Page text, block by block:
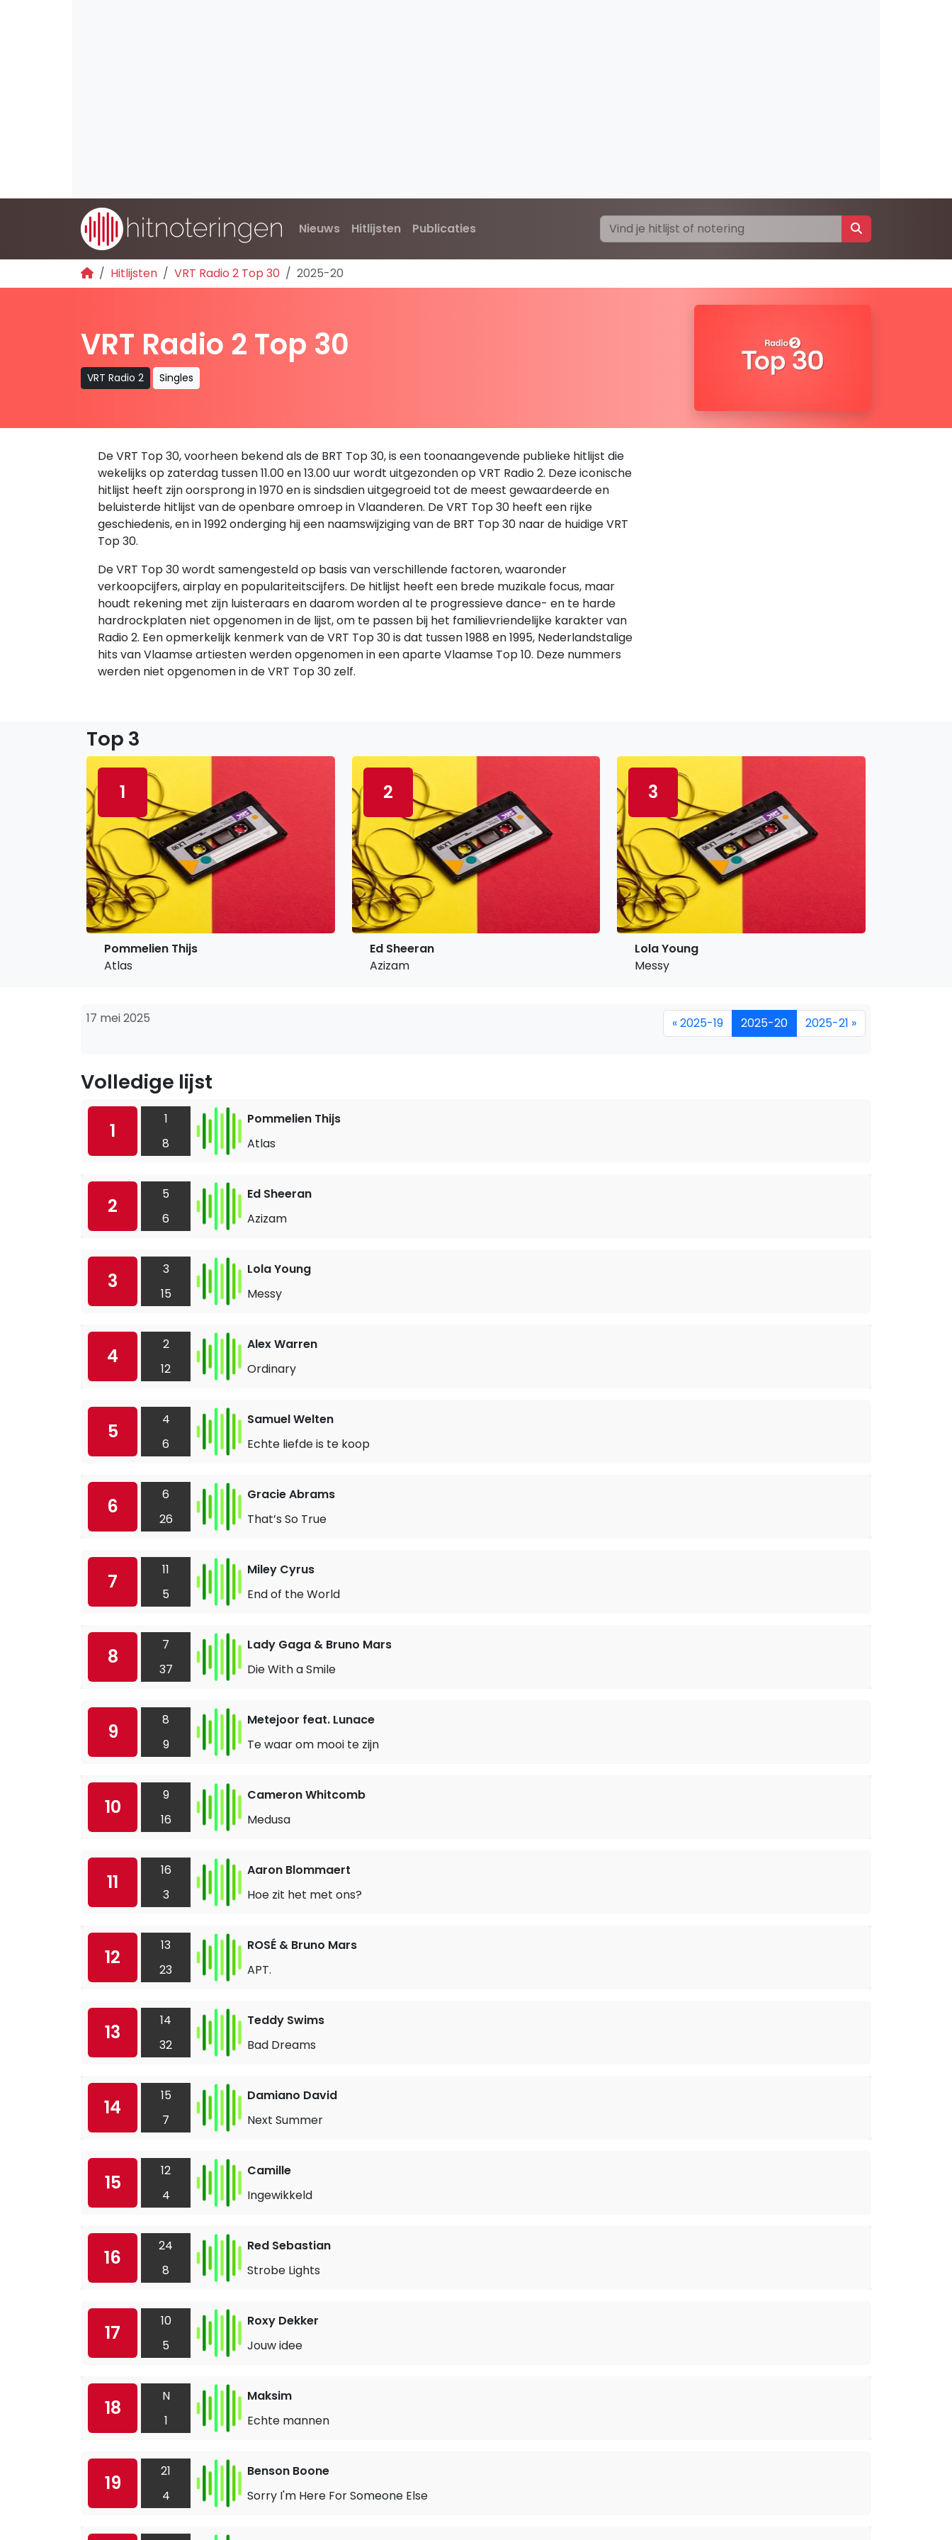
Nieuws Hitlijsten Publicaties
Hitlijsten VRT Radio 2 Top 30 2025-20
VRT Radio 2 Top 30
VRT Radio 2 Singles
De VRT Top 30, voorheen bekend als de BRT Top 30, is een toonaangevende publieke hitlijst die
wekelijks op zaterdag tussen 11.00 en 13.00 uur wordt uitgezonden op VRT Radio 2. Deze iconische
hitlijst heeft zijn oorsprong in 1970 en is sindsdien uitgegroeid tot de meest gewaardeerde en
beluisterde hitlijst van de openbare omroep in Vlaanderen. De VRT Top 30 heeft een rijke
geschiedenis, en in 1992 onderging hij een naamswijziging van de BRT Top 30 naar de huidige VRT
Top 30.
De VRT Top 30 wordt samengesteld op basis van verschillende factoren, waaronder
verkoopcijfers, airplay en populariteitscijfers. De hitlijst heeft een brede muzikale focus, maar
houdt rekening met zijn luisteraars en daarom worden al te progressieve dance- en te harde
hardrockplaten niet opgenomen in de lijst, om te passen bij het familievriendelijke karakter van
Radio 2. Een opmerkelijk kenmerk van de VRT Top 30 is dat tussen 1988 en 1995, Nederlandstalige
hits van Vlaamse artiesten werden opgenomen in een aparte Vlaamse Top 10. Deze nummers
werden niet opgenomen in de VRT Top 30 zelf.
Top 3
1
Pommelien Thijs
Atlas
2
Ed Sheeran
Azizam
3
Lola Young
Messy
17 mei 2025 « 2025-19 2025-20 2025-21 »
Volledige lijst
1
1
8
Pommelien Thijs
Atlas
2
5
6
Ed Sheeran
Azizam
3
3
15
Lola Young
Messy
4
2
12
Alex Warren
Ordinary
5
4
6
Samuel Welten
Echte liefde is te koop
6
6
26
Gracie Abrams
That’s So True
7
11
5
Miley Cyrus
End of the World
8
7
37
Lady Gaga & Bruno Mars
Die With a Smile
9
8
9
Metejoor feat. Lunace
Te waar om mooi te zijn
10
9
16
Cameron Whitcomb
Medusa
11
16
3
Aaron Blommaert
Hoe zit het met ons?
12
13
23
ROSÉ & Bruno Mars
APT.
13
14
32
Teddy Swims
Bad Dreams
14
15
7
Damiano David
Next Summer
15
12
4
Camille
Ingewikkeld
16
24
8
Red Sebastian
Strobe Lights
17
10
5
Roxy Dekker
Jouw idee
18
N
1
Maksim
Echte mannen
19
21
4
Benson Boone
Sorry I'm Here For Someone Else